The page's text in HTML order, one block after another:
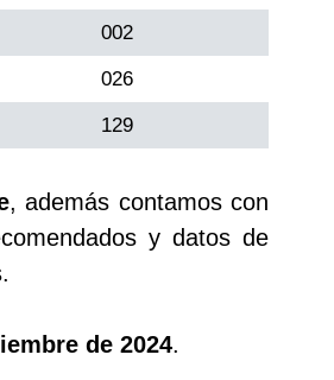
002
026
129
, además contamos con
y datos de
de 2024.